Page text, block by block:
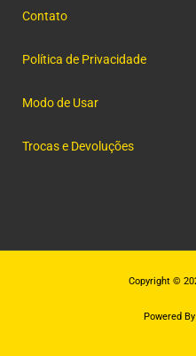
Contato
Política de Privacidade
Modo de Usar
Trocas e Devoluções
Copyright ©
Powered